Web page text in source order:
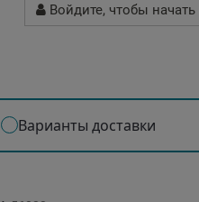
Войдите, чтобы начать
Варианты доставки